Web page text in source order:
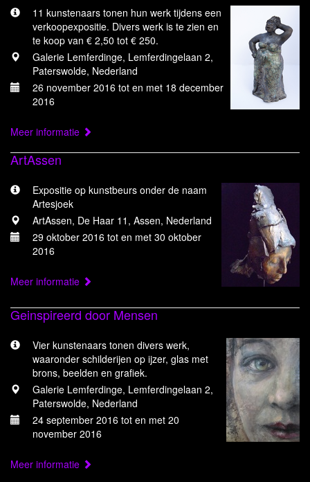
11 kunstenaars tonen hun werk tijdens een
verkoopexpositie. Divers werk is te zien en
te koop van € 2,50 tot € 250.
Galerie Lemferdinge, Lemferdingelaan 2,
Paterswolde, Nederland
26 november 2016 tot en met 18 december
2016
Meer informatie
ArtAssen
Expositie op kunstbeurs onder de naam
Artesjoek
ArtAssen, De Haar 11, Assen, Nederland
29 oktober 2016 tot en met 30 oktober
2016
Meer informatie
Geinspireerd door Mensen
Vier kunstenaars tonen divers werk,
waaronder schilderijen op ijzer, glas met
brons, beelden en grafiek.
Galerie Lemferdinge, Lemferdingelaan 2,
Paterswolde, Nederland
24 september 2016 tot en met 20
november 2016
Meer informatie